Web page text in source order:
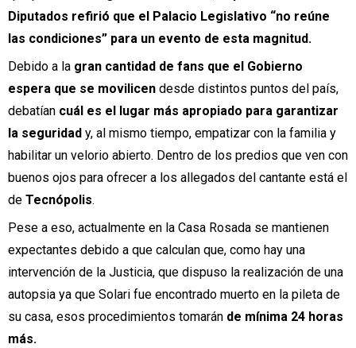
Diputados refirió que el Palacio Legislativo “no reúne
las condiciones” para un evento de esta magnitud.
Debido a la gran cantidad de fans que el Gobierno
espera que se movilicen desde distintos puntos del país,
debatían cuál es el lugar más apropiado para garantizar
la seguridad y, al mismo tiempo, empatizar con la familia y
habilitar un velorio abierto. Dentro de los predios que ven con
buenos ojos para ofrecer a los allegados del cantante está el
de Tecnópolis.
Pese a eso, actualmente en la Casa Rosada se mantienen
expectantes debido a que calculan que, como hay una
intervención de la Justicia, que dispuso la realización de una
autopsia ya que Solari fue encontrado muerto en la pileta de
su casa, esos procedimientos tomarán de mínima 24 horas
más.